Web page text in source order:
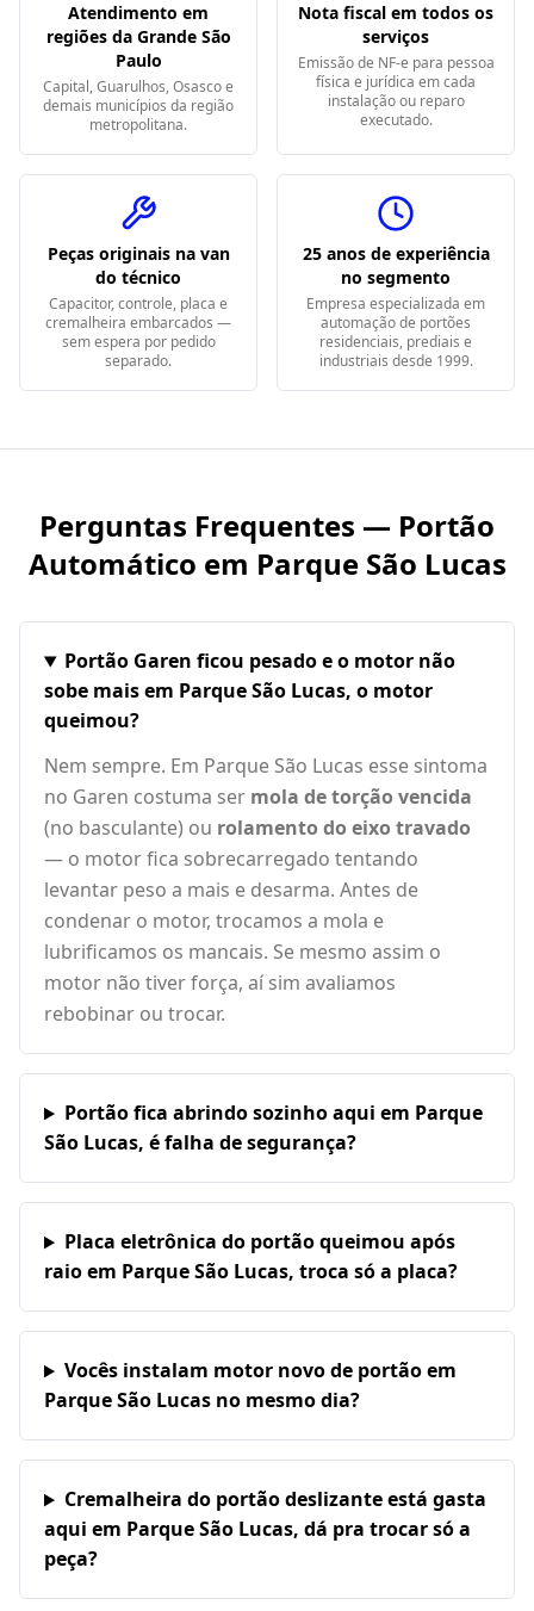
Atendimento em
regiões da Grande São
Paulo
Capital, Guarulhos, Osasco e
demais municípios da região
metropolitana.
Nota fiscal em todos os
serviços
Emissão de NF-e para pessoa
física e jurídica em cada
instalação ou reparo
executado.
Peças originais na van
do técnico
Capacitor, controle, placa e
cremalheira embarcados —
sem espera por pedido
separado.
25 anos de experiência
no segmento
Empresa especializada em
automação de portões
residenciais, prediais e
industriais desde 1999.
Perguntas Frequentes — Portão
Automático em Parque São Lucas
Portão Garen ficou pesado e o motor não
sobe mais em Parque São Lucas, o motor
queimou?
Nem sempre. Em Parque São Lucas esse sintoma
no Garen costuma ser mola de torção vencida
(no basculante) ou rolamento do eixo travado
— o motor fica sobrecarregado tentando
levantar peso a mais e desarma. Antes de
condenar o motor, trocamos a mola e
lubrificamos os mancais. Se mesmo assim o
motor não tiver força, aí sim avaliamos
rebobinar ou trocar.
Portão fica abrindo sozinho aqui em Parque
São Lucas, é falha de segurança?
Placa eletrônica do portão queimou após
raio em Parque São Lucas, troca só a placa?
Vocês instalam motor novo de portão em
Parque São Lucas no mesmo dia?
Cremalheira do portão deslizante está gasta
aqui em Parque São Lucas, dá pra trocar só a
peça?